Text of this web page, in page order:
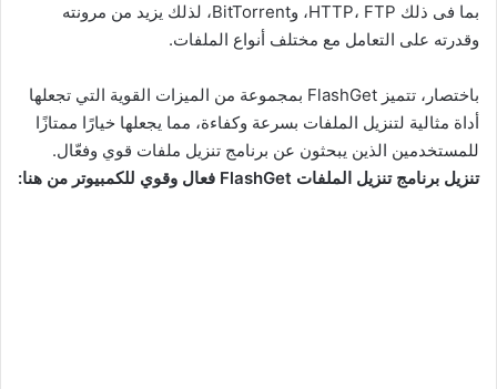
بما فى ذلك HTTP، FTP، وBitTorrent، لذلك يزيد من مرونته
وقدرته على التعامل مع مختلف أنواع الملفات.
باختصار، تتميز FlashGet بمجموعة من الميزات القوية التي تجعلها
أداة مثالية لتنزيل الملفات بسرعة وكفاءة، مما يجعلها خيارًا ممتازًا
للمستخدمين الذين يبحثون عن برنامج تنزيل ملفات قوي وفعّال.
تنزيل برنامج تنزيل الملفات FlashGet فعال وقوي للكمبيوتر من هنا: